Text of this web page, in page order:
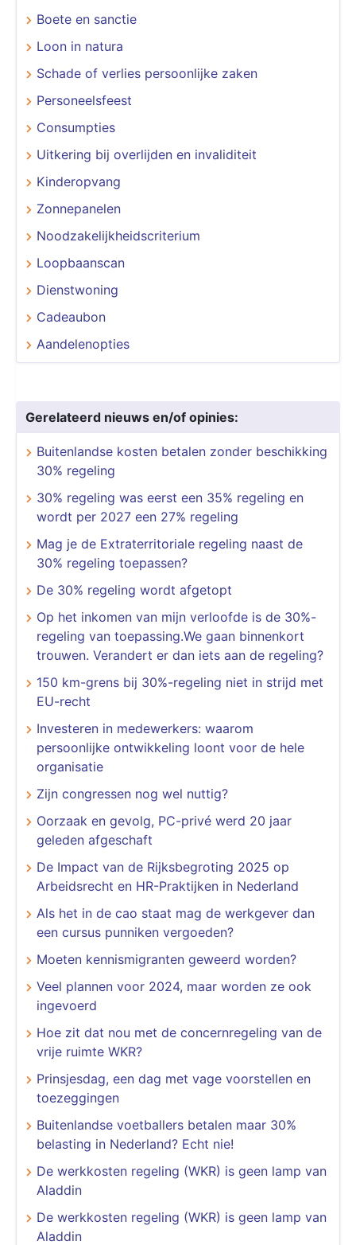
Boete en sanctie
Loon in natura
Schade of verlies persoonlijke zaken
Personeelsfeest
Consumpties
Uitkering bij overlijden en invaliditeit
Kinderopvang
Zonnepanelen
Noodzakelijkheidscriterium
Loopbaanscan
Dienstwoning
Cadeaubon
Aandelenopties
Gerelateerd nieuws en/of opinies:
Buitenlandse kosten betalen zonder beschikking
30% regeling
30% regeling was eerst een 35% regeling en
wordt per 2027 een 27% regeling
Mag je de Extraterritoriale regeling naast de
30% regeling toepassen?
De 30% regeling wordt afgetopt
Op het inkomen van mijn verloofde is de 30%-
regeling van toepassing.We gaan binnenkort
trouwen. Verandert er dan iets aan de regeling?
150 km-grens bij 30%-regeling niet in strijd met
EU-recht
Investeren in medewerkers: waarom
persoonlijke ontwikkeling loont voor de hele
organisatie
Zijn congressen nog wel nuttig?
Oorzaak en gevolg, PC-privé werd 20 jaar
geleden afgeschaft
​​​​​​​De Impact van de Rijksbegroting 2025 op
Arbeidsrecht en HR-Praktijken in Nederland
Als het in de cao staat mag de werkgever dan
een cursus punniken vergoeden?
Moeten kennismigranten geweerd worden?
Veel plannen voor 2024, maar worden ze ook
ingevoerd
Hoe zit dat nou met de concernregeling van de
vrije ruimte WKR?
Prinsjesdag, een dag met vage voorstellen en
toezeggingen
Buitenlandse voetballers betalen maar 30%
belasting in Nederland? Echt nie!
De werkkosten regeling (WKR) is geen lamp van
Aladdin
De werkkosten regeling (WKR) is geen lamp van
Aladdin